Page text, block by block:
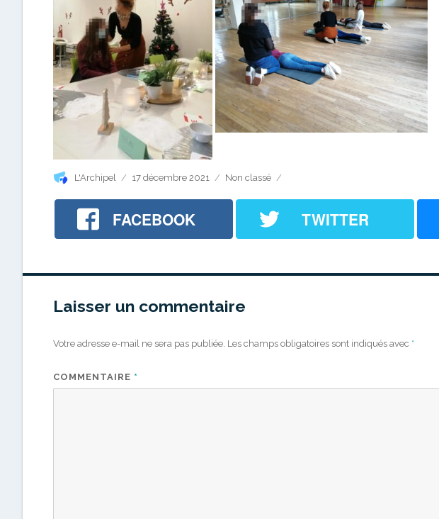
Auteur
L'Archipel
Publié
17 décembre 2021 Catégories
Non classé
FACEBOOK TWITTER
Laisser un commentaire
Votre adresse e-mail ne sera pas publiée. Les champs obligatoires sont indiqués avec *
COMMENTAIRE *